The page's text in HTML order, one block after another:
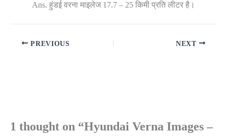
Ans. हुंडई वरना माइलेज 17.7 – 25 किमी प्रति लीटर है।
PREVIOUS NEXT
1 thought on “Hyundai Verna Images –